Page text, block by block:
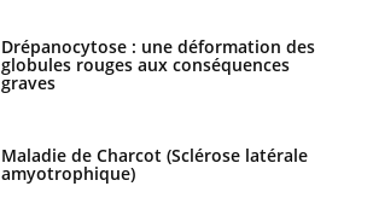
Drépanocytose : une déformation des
globules rouges aux conséquences
graves
Maladie de Charcot (Sclérose latérale
amyotrophique)